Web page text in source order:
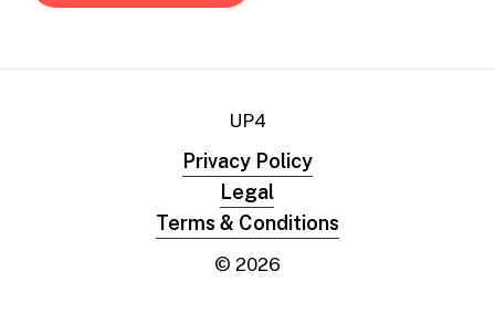
UP4
Privacy Policy
Legal
Terms & Conditions
© 2026